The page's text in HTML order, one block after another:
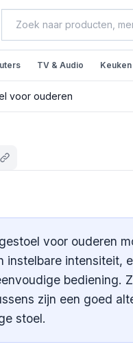
TV & Audio Keuken
voor ouderen
voor
voor ouderen
instelbare intensiteit,
bediening.
zijn een goed
stoel.